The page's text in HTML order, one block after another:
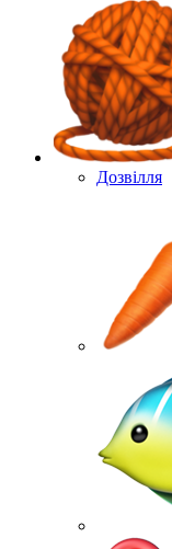
Дозвілля